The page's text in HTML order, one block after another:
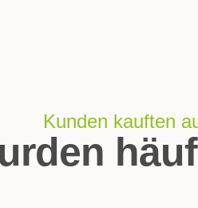
Kunden kauften